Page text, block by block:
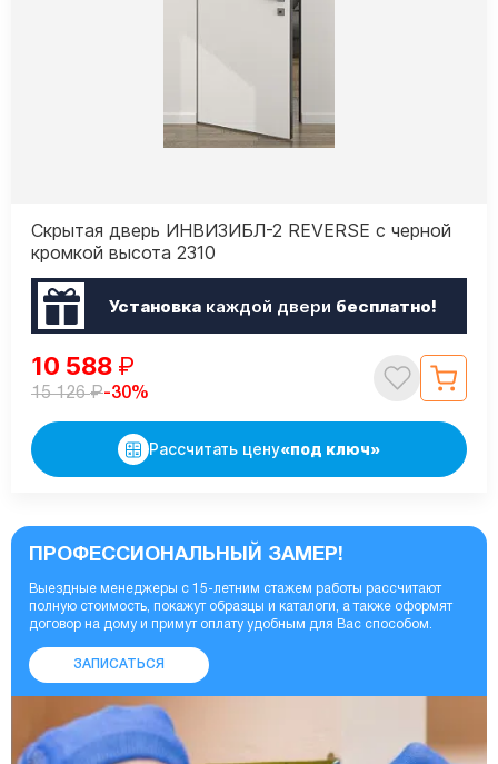
Скрытая дверь ИНВИЗИБЛ-2 REVERSE с черной
кромкой высота 2310
Установкакаждой двери бесплатно!
10 588 ₽
15 126₽-30%
Рассчитать цену«под ключ»
ПРОФЕССИОНАЛЬНЫЙ ЗАМЕР!
Выездные менеджеры с 15-летним стажем работы рассчитают
полную стоимость, покажут образцы и каталоги, а также оформят
договор на дому и примут оплату удобным для Вас способом.
ЗАПИСАТЬСЯ